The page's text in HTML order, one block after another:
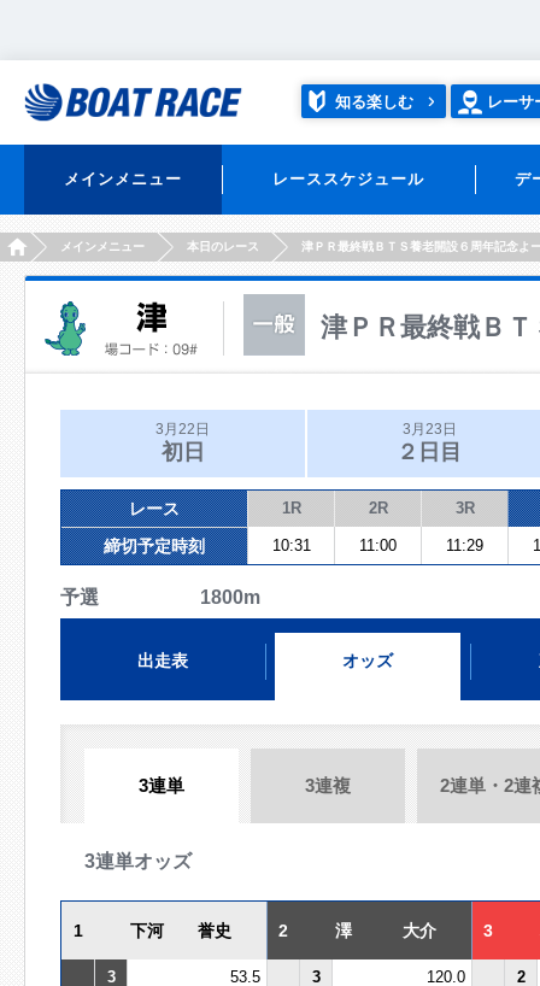
知る楽しむ レーサ
メインメニュー レーススケジュール デ
HOMEメインメニュー 本日のレース 津ＰＲ最終戦ＢＴＳ養老開設６周年記念よ
津ＰＲ最終戦Ｂ
3月22日
初日
3月23日
２日目
レース 1R 2R 3R
締切予定時刻 10:31 11:00 11:29
予選 1800m
出走表 オッズ
3連単 3連複 2連単・2連
3連単オッズ
1 下河 誉史 2 澤 大介 3
3 53.5 3 120.0
2